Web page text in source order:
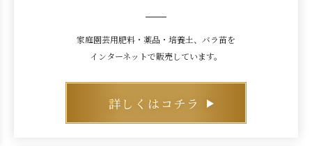
家庭園芸用肥料・薬品・培養土、バラ苗を
インターネットで販売しています。
詳しくはコチラ